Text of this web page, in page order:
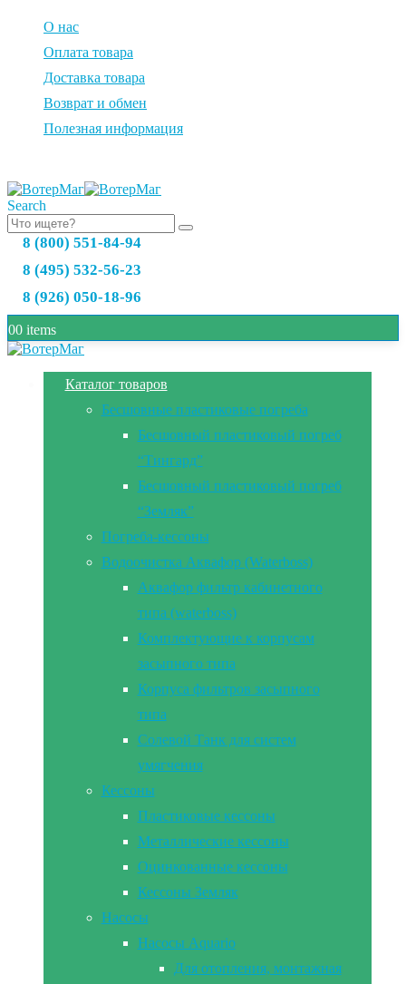
О нас
Оплата товара
Доставка товара
Возврат и обмен
Полезная информация
Search
8 (800) 551-84-94
8 (495) 532-56-23
8 (926) 050-18-96
00 items
Каталог товаров
Бесшовные пластиковые погреба
Бесшовный пластиковый погреб
“Тингард”
Бесшовный пластиковый погреб
“Земляк”
Погреба-кессоны
Водоочистка Аквафор (Waterboss)
Аквафор фильтр кабинетного
типа (waterboss)
Комплектующие к корпусам
засыпного типа
Корпуса фильтров засыпного
типа
Солевой Танк для систем
умягчения
Кессоны
Пластиковые кессоны
Металлические кессоны
Оцинкованные кессоны
Кессоны Земляк
Насосы
Насосы Aquario
Для отопления, монтажная